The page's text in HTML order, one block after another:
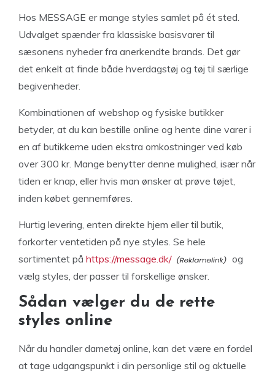
Hos MESSAGE er mange styles samlet på ét sted.
Udvalget spænder fra klassiske basisvarer til
sæsonens nyheder fra anerkendte brands. Det gør
det enkelt at finde både hverdagstøj og tøj til særlige
begivenheder.
Kombinationen af webshop og fysiske butikker
betyder, at du kan bestille online og hente dine varer i
en af butikkerne uden ekstra omkostninger ved køb
over 300 kr. Mange benytter denne mulighed, især når
tiden er knap, eller hvis man ønsker at prøve tøjet,
inden købet gennemføres.
Hurtig levering, enten direkte hjem eller til butik,
forkorter ventetiden på nye styles. Se hele
sortimentet på https://message.dk/
og
vælg styles, der passer til forskellige ønsker.
Sådan vælger du de rette
styles online
Når du handler dametøj online, kan det være en fordel
at tage udgangspunkt i din personlige stil og aktuelle